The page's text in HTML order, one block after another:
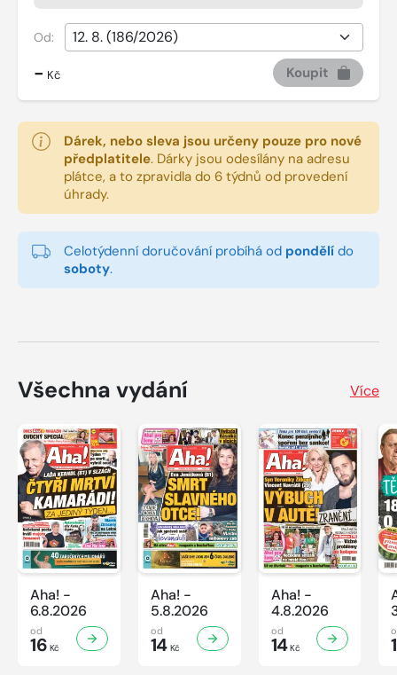
Od:
- Kč Koupit
Dárek, nebo sleva jsou určeny pouze pro nové
předplatitele. Dárky jsou odesílány na adresu
plátce, a to zpravidla do 6 týdnů od provedení
úhrady.
Celotýdenní doručování probíhá od pondělí do
soboty.
Všechna vydání Více
Aha! -
6.8.2026
od
16 Kč
Aha! -
5.8.2026
od
14Kč
Aha! -
4.8.2026
od
14Kč